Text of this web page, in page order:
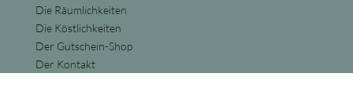
Die Räumlichkeiten
Die Köstlichkeiten
Der Gutschein-Shop
Der Kontakt